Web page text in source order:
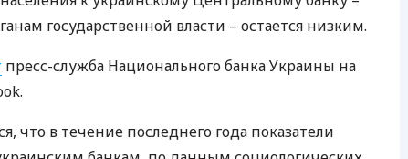
ЕЖЕМЕСЯЧНЫЙ ОБЗОР
государственной власти – остается низким.
пресс-служба Национального банка Украины на
что в течение последнего года показатели